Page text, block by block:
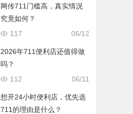
网传711门槛高，真实情况
究竟如何？
06/12
117
2026年711便利店还值得做
吗？
06/11
112
想开24小时便利店，优先选
711的理由是什么？